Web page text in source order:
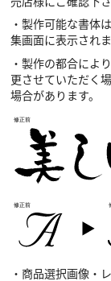
・製作可能な書体
集画面に表示されま
・製作の都合によ
更させていただく
場合があります。
・商品選択画像・